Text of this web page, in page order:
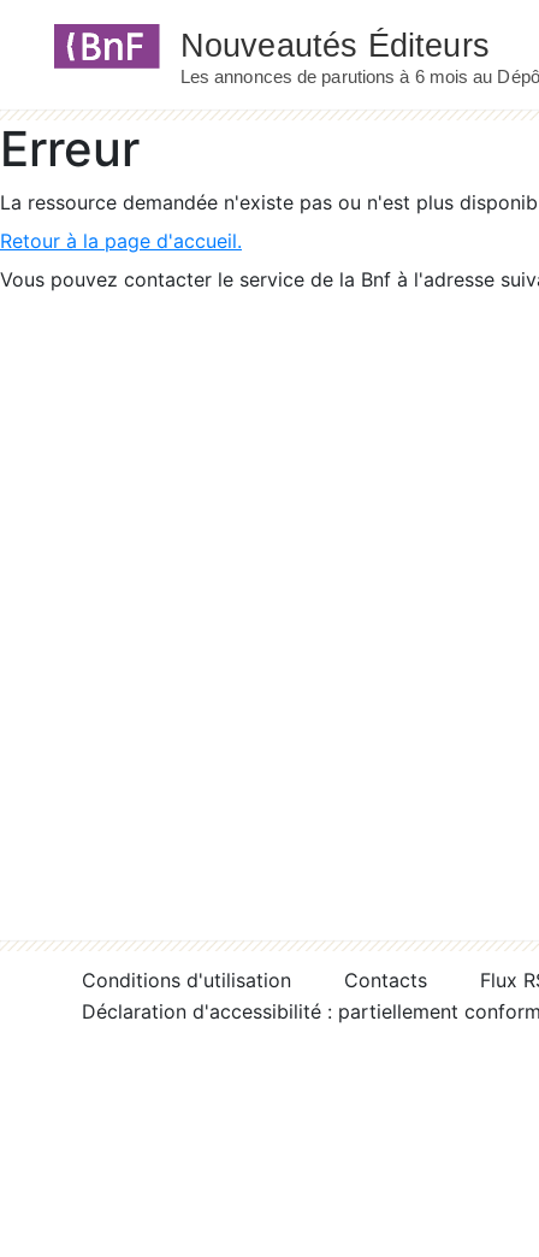
Erreur
La ressource demandée n'existe pas ou n'est plus
Retour à la page d'accueil.
Vous pouvez contacter le service de la Bnf à l'adresse
Conditions d'utilisation Contacts
Flux
Déclaration d'accessibilité : partiellement